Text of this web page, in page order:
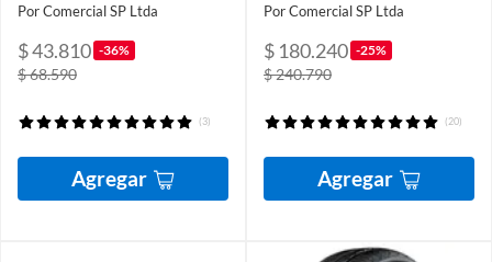
Por Comercial SP Ltda
$ 43.810 -36%
$ 68.590
(3)
Agregar
Por Comercial SP Ltda
$ 180.240 -25%
$ 240.790
(20)
Agregar